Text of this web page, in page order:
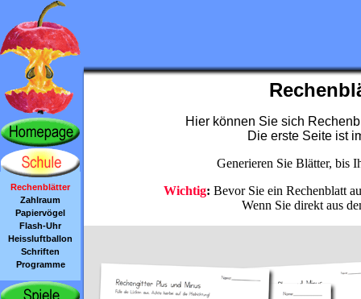
Rechenblätter
Zahlraum
Papiervögel
Flash-Uhr
Heissluftballon
Schriften
Programme
Hier können Sie sich
Die erste Seite ist
Generieren Sie Blätter, bis
Wichtig: Bevor Sie ein Rechenblatt
Wenn Sie direkt aus